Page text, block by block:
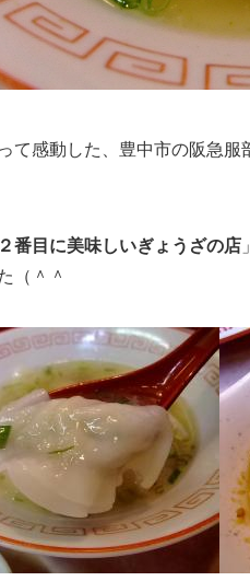
て感動した、豊中市の阪急服
番目に美味しいぎょうざの店
（＾＾